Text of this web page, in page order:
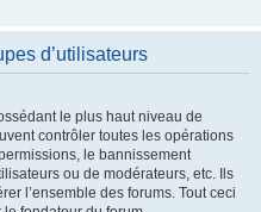
d’utilisateurs
le plus haut niveau de
contrôler toutes les opérations
le bannissement
ou de modérateurs, etc. Ils
l’ensemble des forums. Tout ceci